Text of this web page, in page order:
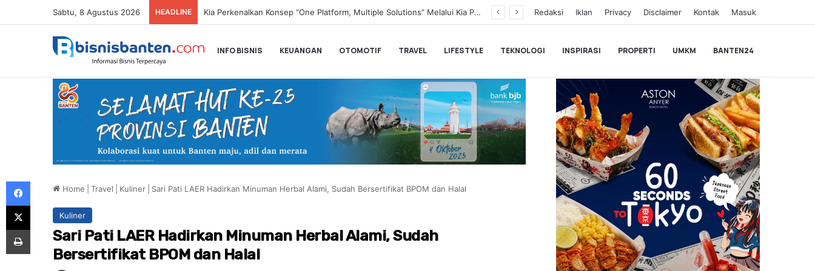
Sabtu, 8 Agustus 2026 HEADLINE Transformasi Digital Perkuat Layanan, Bank bjb Raih Lima Titanium Awards pada PRIMA Awards 2026 Redaksi Iklan Privacy Disclaimer Kontak Masuk
INFO BISNIS KEUANGAN OTOMOTIF TRAVEL LIFESTYLE TEKNOLOGI INSPIRASI PROPERTI UMKM BANTEN24
Home Travel Kuliner Sari Pati LAER Hadirkan Minuman Herbal Alami, Sudah Bersertifikat BPOM dan Halal
Kuliner
Sari Pati LAER Hadirkan Minuman Herbal Alami, Sudah
Bersertifikat BPOM dan Halal